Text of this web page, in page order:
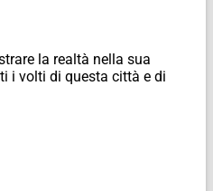
la realtà nella sua
i volti di questa città e di